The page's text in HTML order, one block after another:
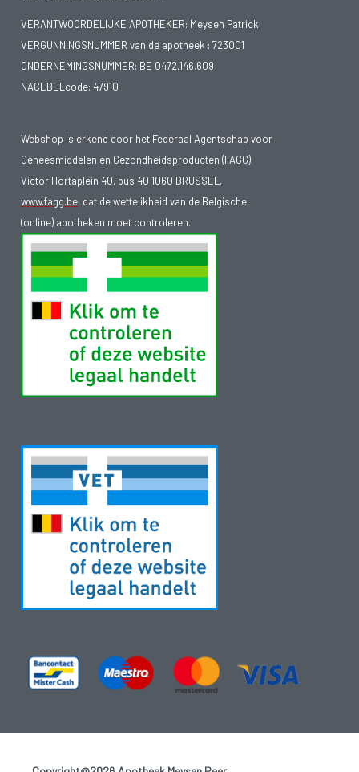
VERANTWOORDELIJKE APOTHEKER: Meysen Patrick
VERGUNNINGSNUMMER van de apotheek : 723001
ONDERNEMINGSNUMMER: BE 0472.146.609
NACEBELcode: 47910
Webshop is erkend door het Federaal Agentschap voor
Geneesmiddelen en Gezondheidsproducten (FAGG)
Victor Hortaplein 40, bus 40 1060 BRUSSEL,
www.fagg.be, dat de wettelikheid van de Belgische
(online) apotheken moet controleren.